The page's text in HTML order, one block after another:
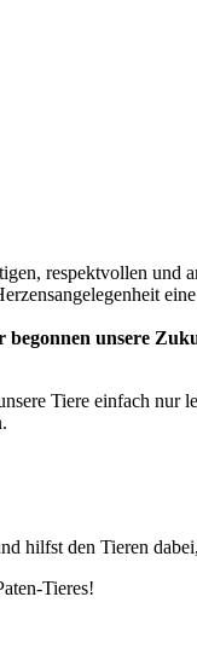
respektvollen und
unsere
Tiere einfach nur
hilfst den Tieren
Tieres!